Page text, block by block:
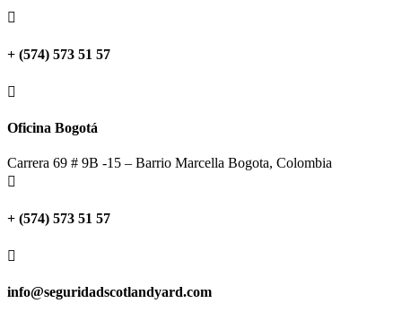

+ (574) 573 51 57

Oficina Bogotá
Carrera 69 # 9B -15 – Barrio Marcella Bogota, Colombia

+ (574) 573 51 57

info@seguridadscotlandyard.com